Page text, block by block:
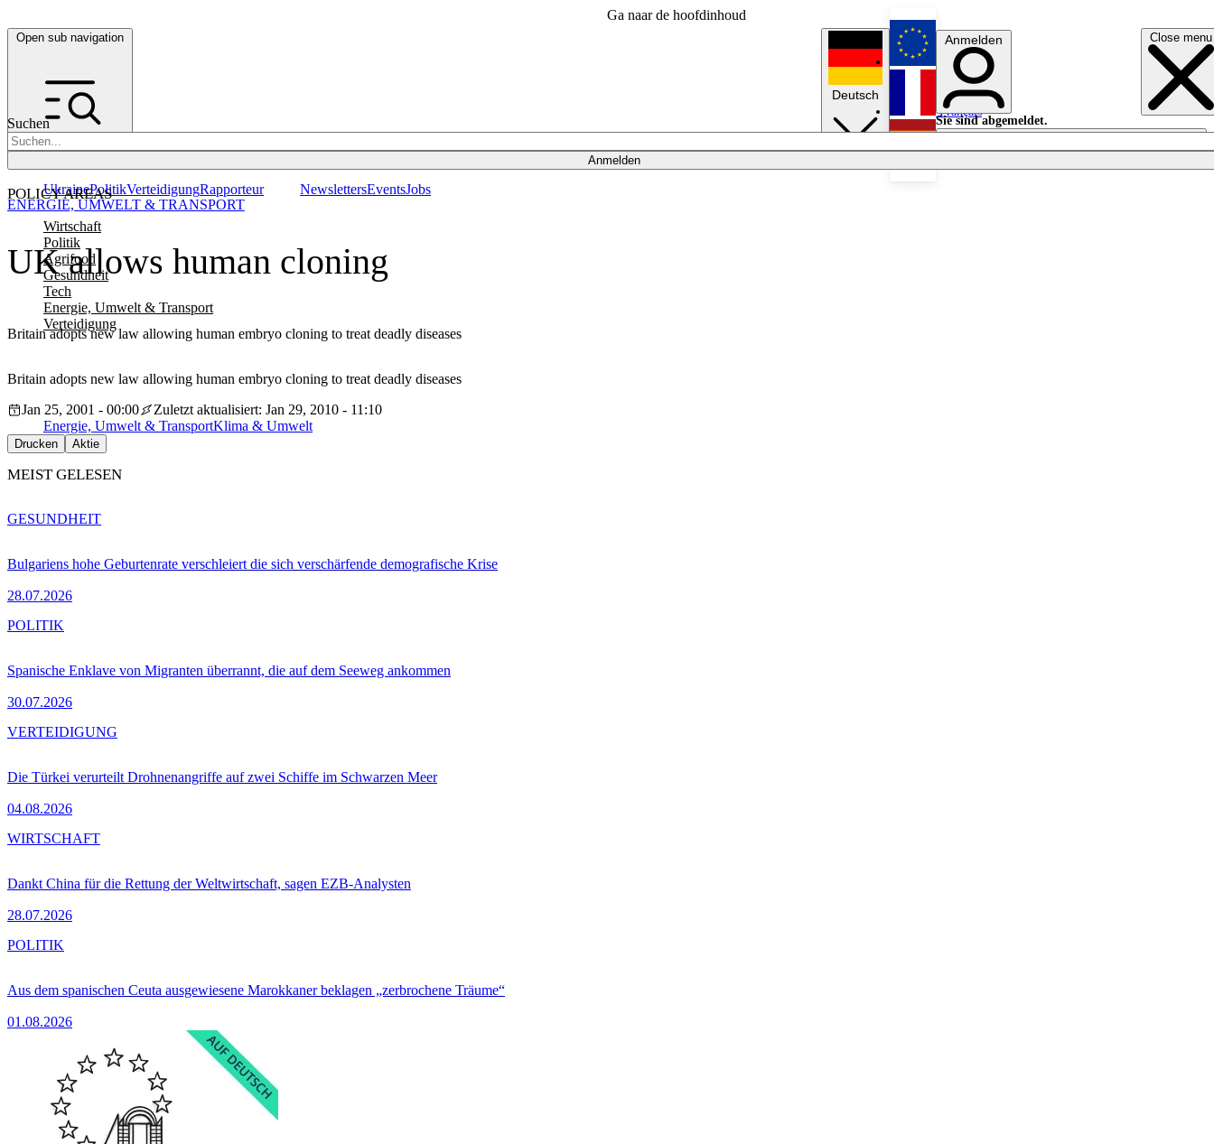
Ga naar de hoofdinhoud
Open sub navigation Close menu
Suchen
Anmelden
POLICY AREAS
Wirtschaft
Politik
Agrifood
Gesundheit
Tech
Energie, Umwelt & Transport
Verteidigung
UkrainePolitikVerteidigungRapporteur NewslettersEventsJobs
Deutsch
English
Français
Anmelden
Sie sind abgemeldet.
Anmelden
Licht aus
UK allows human cloning
Britain adopts new law allowing human embryo cloning to treat deadly diseases
ENERGIE, UMWELT & TRANSPORT
Britain adopts new law allowing human embryo cloning to treat deadly diseases
Jan 25, 2001 - 00:00
Zuletzt aktualisiert: Jan 29, 2010 - 11:10
Energie, Umwelt & TransportKlima & Umwelt
Drucken Aktie
MEIST GELESEN
Bulgariens hohe Geburtenrate verschleiert die sich verschärfende demografische Krise
28.07.2026
GESUNDHEIT
Spanische Enklave von Migranten überrannt, die auf dem Seeweg ankommen
30.07.2026
POLITIK
Die Türkei verurteilt Drohnenangriffe auf zwei Schiffe im Schwarzen Meer
04.08.2026
VERTEIDIGUNG
Dankt China für die Rettung der Weltwirtschaft, sagen EZB-Analysten
28.07.2026
WIRTSCHAFT
Aus dem spanischen Ceuta ausgewiesene Marokkaner beklagen „zerbrochene Träume“
01.08.2026
POLITIK